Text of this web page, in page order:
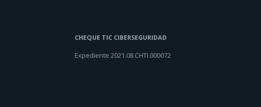
CHEQUE TIC CIBERSEGURIDAD
Expediente 2021.08.CHTI.000072